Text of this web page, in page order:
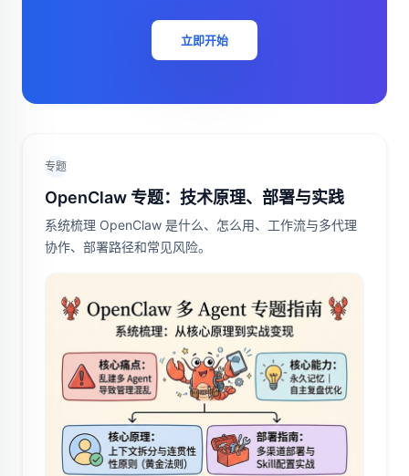
立即开始
专题
OpenClaw 专题：技术原理、部署与实践
系统梳理 OpenClaw 是什么、怎么用、工作流与多代理
协作、部署路径和常见风险。